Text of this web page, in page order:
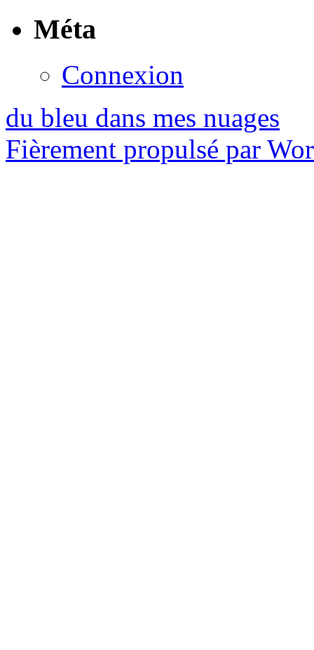
Méta
Connexion
du bleu dans mes nuages
Fièrement propulsé par